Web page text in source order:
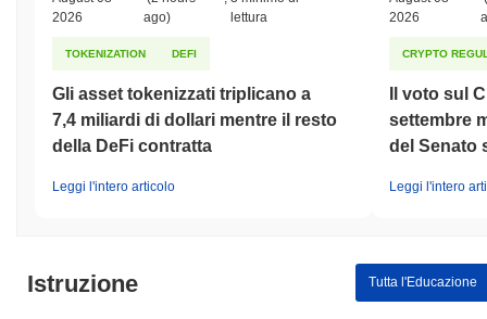
2026
ago)
lettura
TOKENIZATION DEFI
Gli asset tokenizzati triplicano a
7,4 miliardi di dollari mentre il resto
della DeFi contratta
Leggi l'intero articolo
2026
CRYPTO
Il voto sul
settembre
del Senato
Leggi l'intero
Istruzione Tutta l'Educazione